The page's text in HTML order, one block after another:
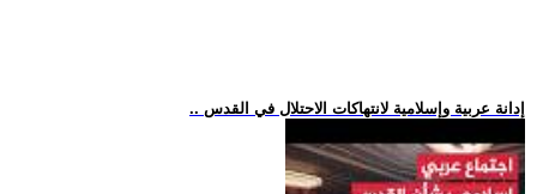
.. إدانة عربية وإسلامية لانتهاكات الاحتلال في القدس